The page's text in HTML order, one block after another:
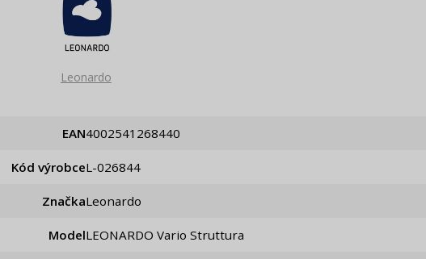
Leonardo
EAN 4002541268440
Kód výrobce L-026844
Značka Leonardo
Model LEONARDO Vario Struttura